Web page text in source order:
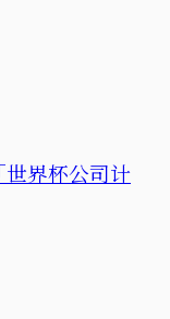
界杯公司计